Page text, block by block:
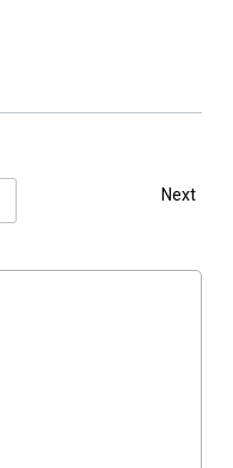
Next